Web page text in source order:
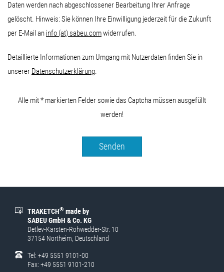
Daten werden nach abgeschlossener Bearbeitung Ihrer Anfrage
gelöscht. Hinweis: Sie können Ihre Einwilligung jederzeit für die Zukunft
per E-Mail an info (at) sabeu.comwiderrufen.
Detaillierte Informationen zum Umgang mit Nutzerdaten finden Sie in
unserer Datenschutzerklärung.
Alle mit * markierten Felder sowie das Captcha müssen ausgefüllt
werden!
Senden
TRAKETCH® made by
SABEU GmbH & Co. KG
Detlev-Karsten-Rohwedder-Str. 10
37154 Northeim, Deutschland
Tel: +49 5551 9101-00
Fax: +49 5551 9101-210